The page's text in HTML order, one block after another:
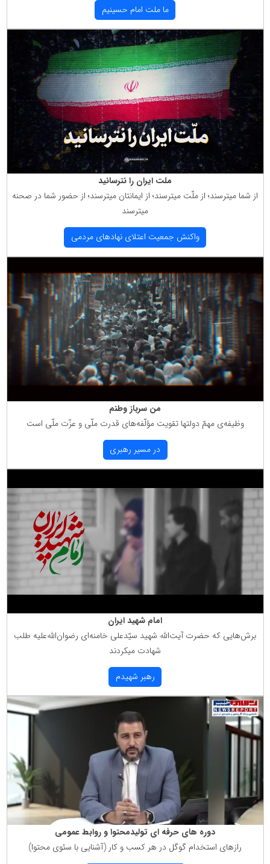
ما ملت امام حسینیم
ملت ایران را نترسانید
از شما میترسند؛ از ملّت میترسند؛ از ایمانتان میترسند؛ از حضور شما در صحنه
میترسند
واكنش جمعیت اعتلای نهادهای مردمی
من سرباز وطنم
وظیفه‌ی مهمّ دولتها تقویت مؤلّفه‌های قدرت ملّی و عزّت ملّی است
در مسیر رهبری
امام شهید ایران
برش‌هایی كه حضرت آیت‌الله شهید سیّدعلی خامنه‌ای رضوان‌الله‌علیه طلب
شهادت میكردند
رهبر شهیدم
دوره های حرفه ای تولیدمحتوا و روابط عمومی
رازهای استخدام گوگل در هر كسب و كار (آشنایی با سئوی محتوا)